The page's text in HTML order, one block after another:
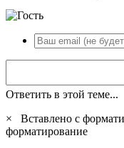
Ответить в этой теме...
×
Вставлено с
форматирование